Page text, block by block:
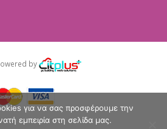
by
για να σας προσφέρουμε την
εμπειρία στη σελίδα μας.